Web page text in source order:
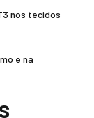
nos tecidos
e na